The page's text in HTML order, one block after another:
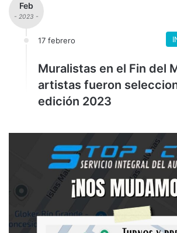
Feb
- 2023 -
17 febrero
Muralistas en el Fin del
artistas fueron
edición 2023